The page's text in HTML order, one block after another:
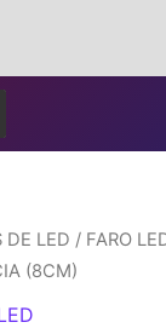
DE LED / FARO
(8CM)